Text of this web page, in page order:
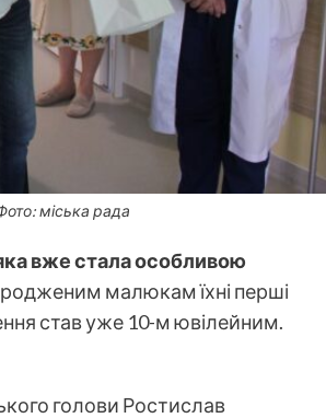
міська рада
вже стала особливою
малюкам їхні перші
став уже 10-м ювілейним.
голови Ростислав